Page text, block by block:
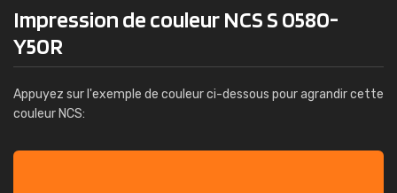
Impression de couleur NCS S 0580-
Y50R
Appuyez sur l'exemple de couleur ci-dessous pour agrandir cette
couleur NCS: